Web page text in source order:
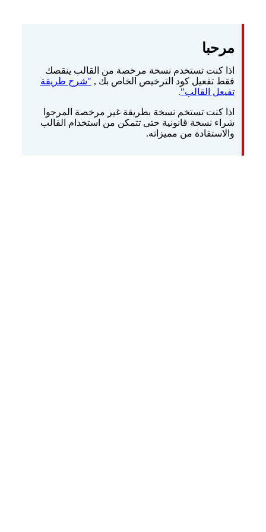
مرحبا
اذا كنت تستخدم نسخة مرخصة من القالب ينقصك
فقط تفعيل كود الترخيص الخاص بك , "شرح طريقة
تفيعل القالب".
اذا كنت تستخم نسخة بطريقة غير مرخصة المرجوا
شراء نسخة قانونية حتى تتمكن من استخدام القالب
والاستفادة من مميزاته.